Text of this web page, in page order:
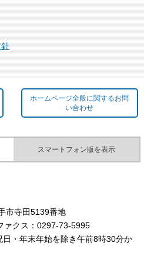
ホームページ全般に関するお問
い合わせ
スマートフォン版を表示
市寺田5139番地
クス：0297-73-5995
・年末年始を除き午前8時30分か